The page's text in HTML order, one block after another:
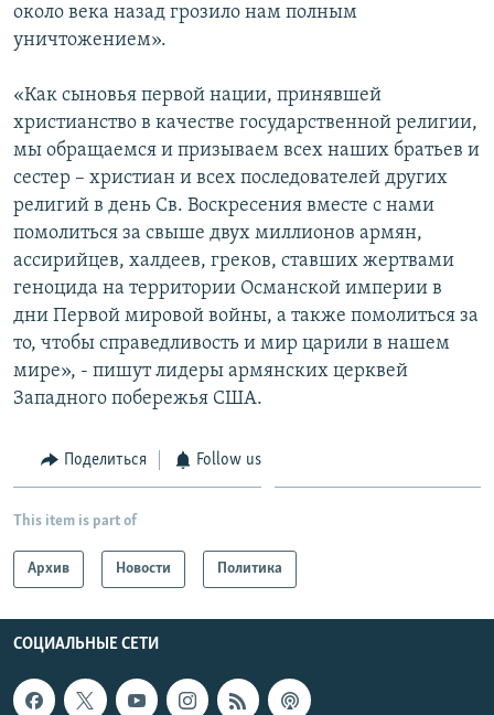
около века назад грозило нам полным
уничтожением».
«Как сыновья первой нации, принявшей
христианство в качестве государственной религии,
мы обращаемся и призываем всех наших братьев и
сестер – христиан и всех последователей других
религий в день Св. Воскресения вместе с нами
помолиться за свыше двух миллионов армян,
ассирийцев, халдеев, греков, ставших жертвами
геноцида на территории Османской империи в
дни Первой мировой войны, а также помолиться за
то, чтобы справедливость и мир царили в нашем
мире», - пишут лидеры армянских церквей
Западного побережья США.
Поделиться Follow us
This item is part of
Архив Новости Политика
СОЦИАЛЬНЫЕ СЕТИ